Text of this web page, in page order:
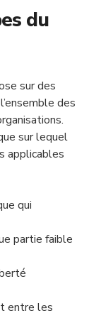
du
sur des
des
sur lequel
applicables
qui
partie faible
entre les